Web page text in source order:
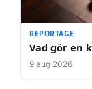
REPORTAGE
Vad gör en
9 aug 2026